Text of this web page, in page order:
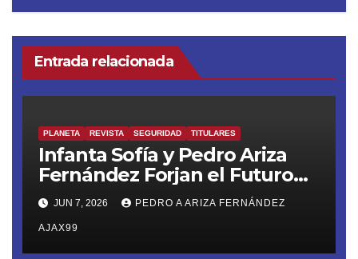
Entrada relacionada
PLANETA REVISTA SEGURIDAD TITULARES
Infanta Sofía y Pedro Ariza
Fernández Forjan el Futuro
de la Soberanía Real
JUN 7, 2026 PEDRO A ARIZA FERNÁNDEZ
AJAX99